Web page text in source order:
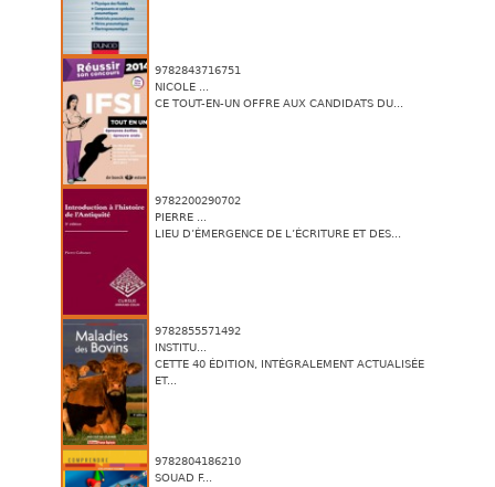
9782843716751
NICOLE ...
CE TOUT-EN-UN OFFRE AUX CANDIDATS DU...
9782200290702
PIERRE ...
LIEU D’ÉMERGENCE DE L’ÉCRITURE ET DES...
9782855571492
INSTITU...
CETTE 40 ÉDITION, INTÉGRALEMENT ACTUALISÉE
ET...
9782804186210
SOUAD F...